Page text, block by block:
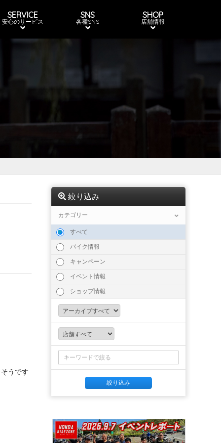
SERVICE
安心のサービス
SNS
各種SNS
SHOP
店舗情報
絞り込み
カテゴリー
すべて
バイク情報
キャンペーン
イベント情報
ショップ情報
うです